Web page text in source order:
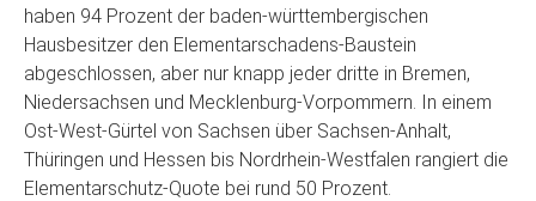
haben 94 Prozent der baden-württembergischen
Hausbesitzer den Elementarschadens-Baustein
abgeschlossen, aber nur knapp jeder dritte in Bremen,
Niedersachsen und Mecklenburg-Vorpommern. In einem
Ost-West-Gürtel von Sachsen über Sachsen-Anhalt,
Thüringen und Hessen bis Nordrhein-Westfalen rangiert die
Elementarschutz-Quote bei rund 50 Prozent.